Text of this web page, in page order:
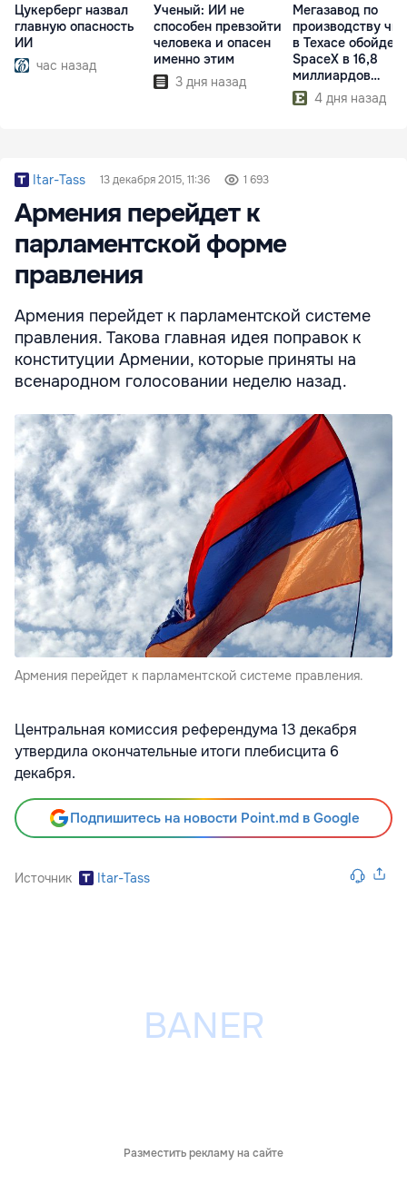
Цукерберг назвал
главную опасность
ИИ
час назад
Ученый: ИИ не
способен превзойти
человека и опасен
именно этим
3 дня назад
Мегазавод по
производству
в Техасе
SpaceX в 16,8
миллиардов
долларов
4 дня назад
Itar-Tass 13 декабря 2015, 11:36 1 693
Армения перейдет к
парламентской форме
правления
Армения перейдет к парламентской системе
правления. Такова главная идея поправок к
конституции Армении, которые приняты на
всенародном голосовании неделю назад.
Армения перейдет к парламентской системе правления.
Центральная комиссия референдума 13 декабря
утвердила окончательные итоги плебисцита 6
декабря.
Подпишитесь на новости Point.md в Google
Источник Itar-Tass
Разместить рекламу на сайте